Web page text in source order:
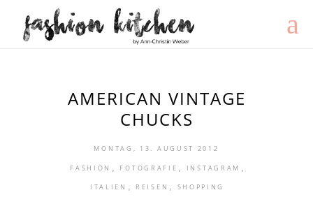
AMERICAN VINTAGE
CHUCKS
MONTAG, 13. AUGUST 2012
FASHION , FOTOGRAFIE , INSTAGRAM ,
ITALIEN , REISEN , SHOPPING